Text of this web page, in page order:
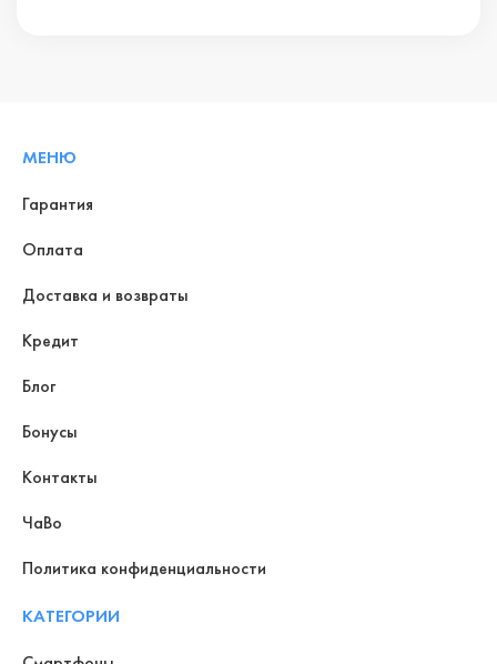
МЕНЮ
Гарантия
Оплата
Доставка и возвраты
Кредит
Блог
Бонусы
Контакты
ЧаВо
Политика конфиденциальности
КАТЕГОРИИ